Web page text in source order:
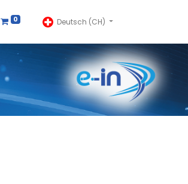
0 Deutsch (CH)